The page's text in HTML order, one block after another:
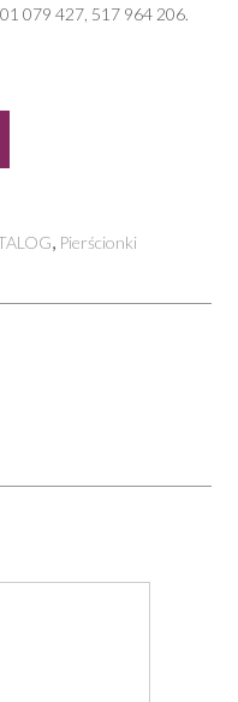
079 427, 517 964 206.
, Pierścionki